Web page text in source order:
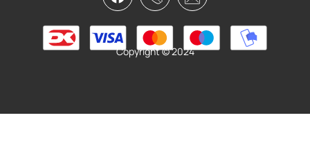
Copyright © 2024